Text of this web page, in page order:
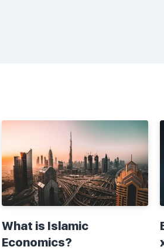
What is Islamic
Economics?